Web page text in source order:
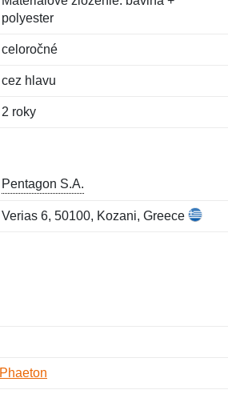
polyester
celoročné
cez hlavu
2 roky
Pentagon S.A.
Verias 6, 50100, Kozani, Greece
Phaeton